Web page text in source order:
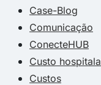
Case-Blog
Comunicação
ConecteHUB
Custo
Custos